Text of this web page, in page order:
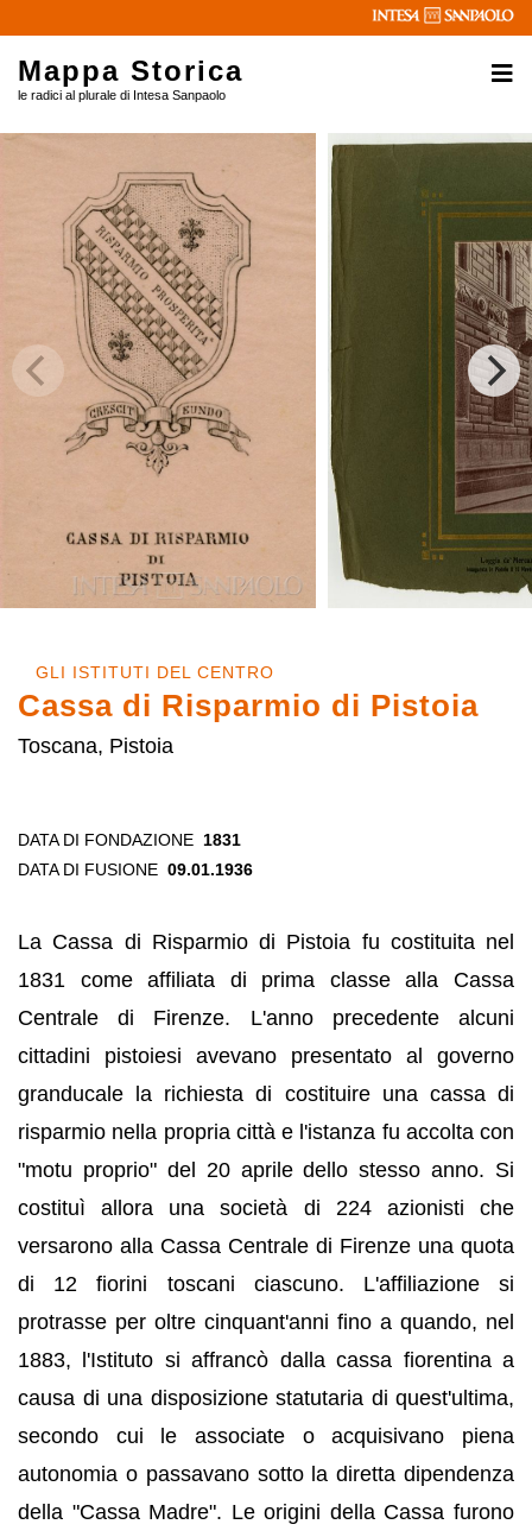
Mappa Storica
le radici al plurale di Intesa Sanpaolo
GLI ISTITUTI DEL CENTRO
Cassa di Risparmio di Pistoia
Toscana, Pistoia
DATA DI FONDAZIONE 1831
DATA DI FUSIONE 09.01.1936
La Cassa di Risparmio di Pistoia fu costituita nel
1831 come affiliata di prima classe alla Cassa
Centrale di Firenze. L'anno precedente alcuni
cittadini pistoiesi avevano presentato al governo
granducale la richiesta di costituire una cassa di
risparmio nella propria città e l'istanza fu accolta con
"motu proprio" del 20 aprile dello stesso anno. Si
costituì allora una società di 224 azionisti che
versarono alla Cassa Centrale di Firenze una quota
di 12 fiorini toscani ciascuno. L'affiliazione si
protrasse per oltre cinquant'anni fino a quando, nel
1883, l'Istituto si affrancò dalla cassa fiorentina a
causa di una disposizione statutaria di quest'ultima,
secondo cui le associate o acquisivano piena
autonomia o passavano sotto la diretta dipendenza
della "Cassa Madre". Le origini della Cassa furono